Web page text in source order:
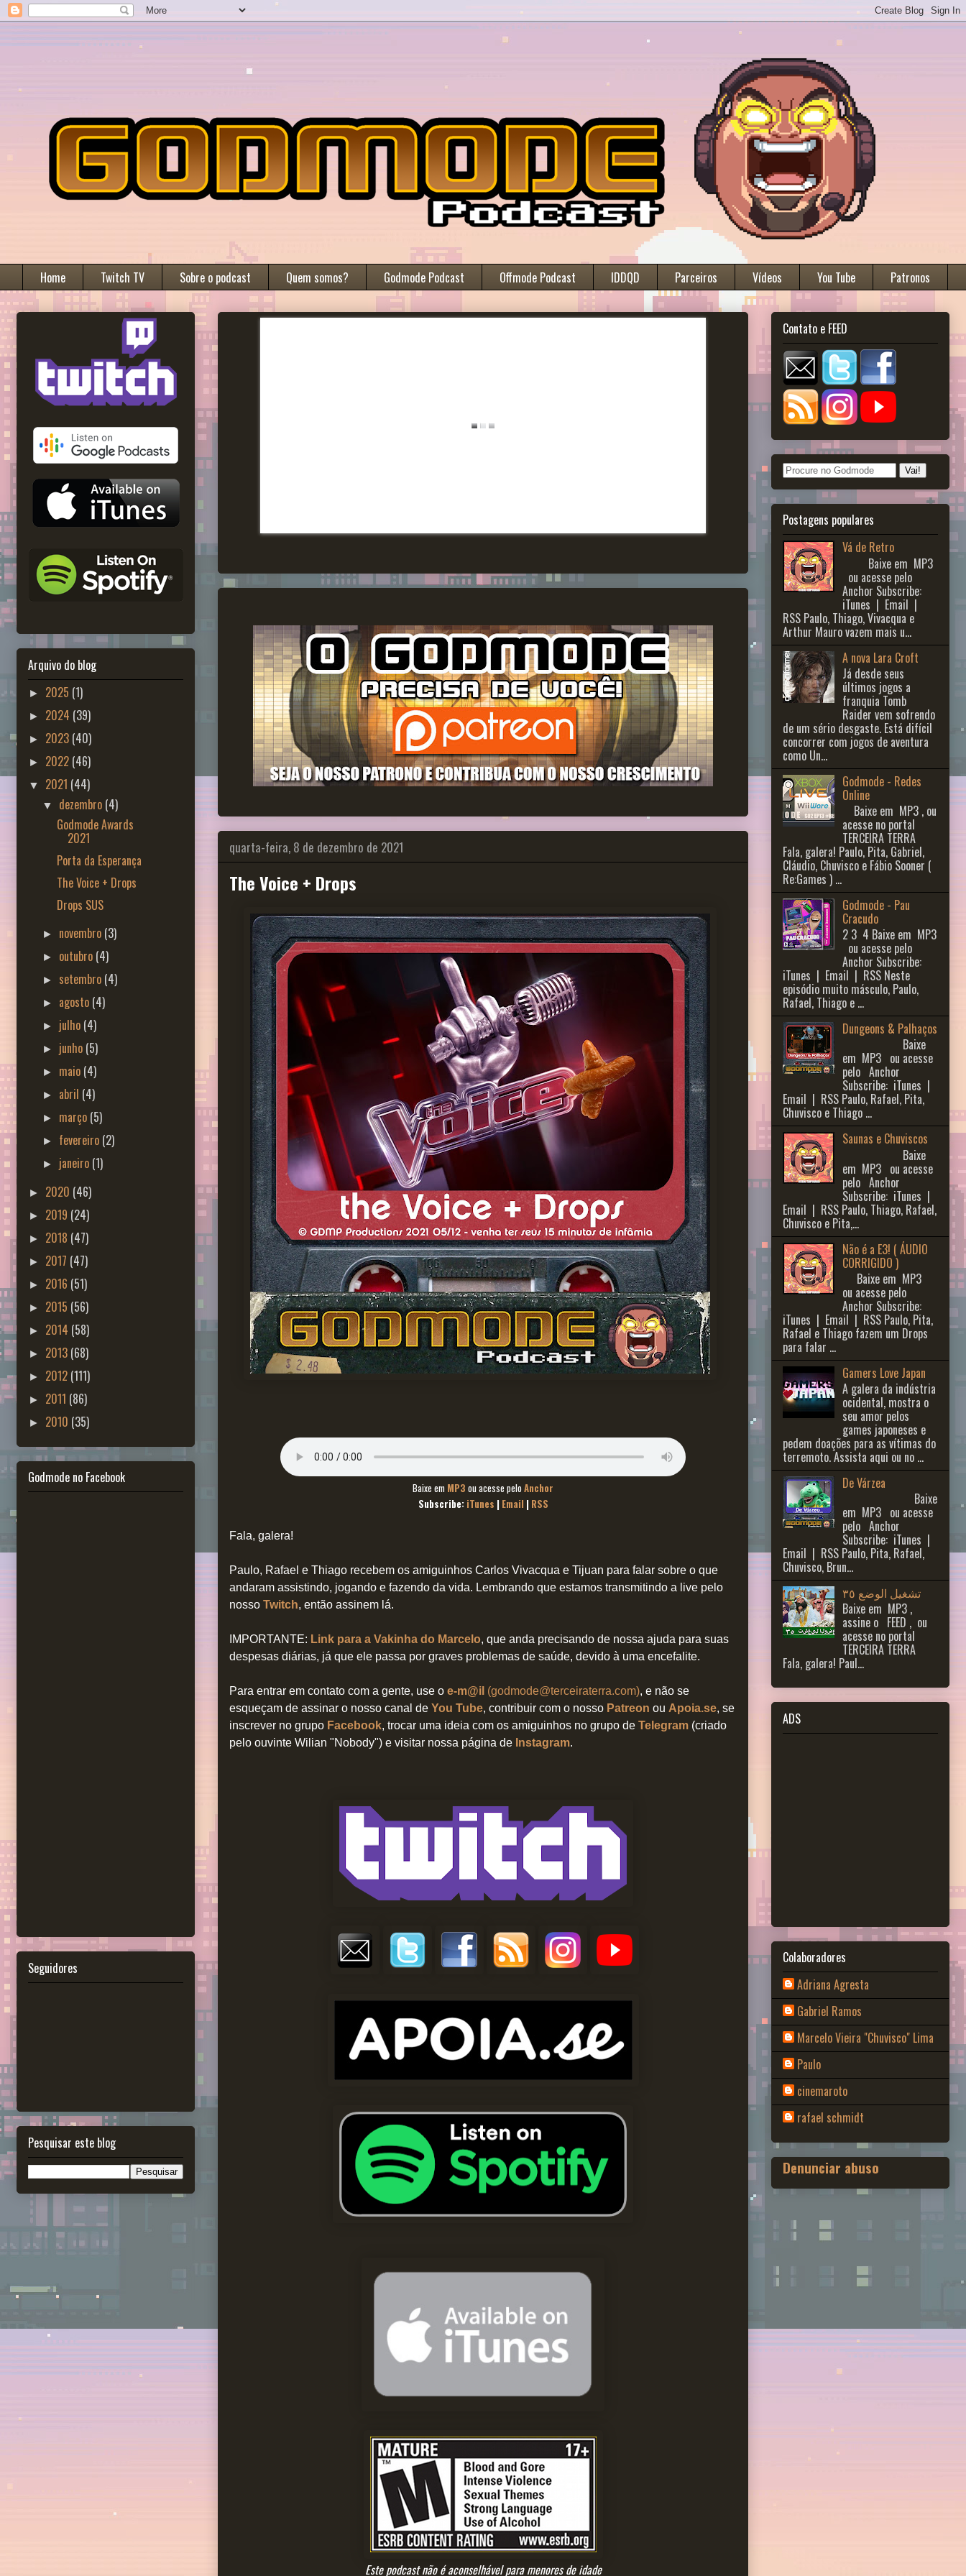
Home Twitch TV Sobre o podcast Quem somos? Godmode Podcast Offmode Podcast IDDQD Parceiros Vídeos You Tube Patronos
quarta-feira, 8 de dezembro de 2021
The Voice + Drops
Baixe em MP3 ou acesse pelo Anchor
Subscribe: iTunes | Email | RSS
Fala, galera!
Paulo, Rafael e Thiago recebem os amiguinhos Carlos Vivacqua e Tijuan para falar sobre o que
andaram assistindo, jogando e fazendo da vida. Lembrando que estamos transmitindo a live pelo
nosso Twitch, então assinem lá.
IMPORTANTE: Link para a Vakinha do Marcelo, que anda precisando de nossa ajuda para suas
despesas diárias, já que ele passa por graves problemas de saúde, devido à uma encefalite.
Para entrar em contato com a gente, use o e-m@il (godmode@terceiraterra.com), e não se
esqueçam de assinar o nosso canal de You Tube, contribuir com o nosso Patreon ou Apoia.se, se
inscrever no grupo Facebook, trocar uma ideia com os amiguinhos no grupo de Telegram (criado
pelo ouvinte Wilian "Nobody") e visitar nossa página de Instagram.
Este podcast não é aconselhável para menores de idade
Arquivo do blog
► 2025 (1)
► 2024 (39)
► 2023 (40)
► 2022 (46)
▼ 2021 (44)
▼ dezembro (4)
Godmode Awards
2021
Porta da Esperança
The Voice + Drops
Drops SUS
► novembro (3)
► outubro (4)
► setembro (4)
► agosto (4)
► julho (4)
► junho (5)
► maio (4)
► abril (4)
► março (5)
► fevereiro (2)
► janeiro (1)
► 2020 (46)
► 2019 (24)
► 2018 (47)
► 2017 (47)
► 2016 (51)
► 2015 (56)
► 2014 (58)
► 2013 (68)
► 2012 (111)
► 2011 (86)
► 2010 (35)
Godmode no Facebook
Seguidores
Pesquisar este blog
Contato e FEED
Postagens populares
Vá de Retro
Baixe em MP3
ou acesse pelo
Anchor Subscribe:
iTunes | Email |
RSS Paulo, Thiago, Vivacqua e
Arthur Mauro vazem mais u...
A nova Lara Croft
Já desde seus
últimos jogos a
franquia Tomb
Raider vem sofrendo
de um sério desgaste. Está difícil
concorrer com jogos de aventura
como Un...
Godmode - Redes
Online
Baixe em MP3 , ou
acesse no portal
TERCEIRA TERRA
Fala, galera! Paulo, Pita, Gabriel,
Cláudio, Chuvisco e Fábio Sooner (
Re:Games ) ...
Godmode - Pau
Cracudo
2 3 ​ 4 Baixe em MP3
ou acesse pelo
Anchor Subscribe:
iTunes | Email | RSS Neste
episódio muito másculo, Paulo,
Rafael, Thiago e ...
Dungeons & Palhaços
Baixe
em MP3 ou acesse
pelo Anchor
Subscribe: iTunes |
Email | RSS Paulo, Rafael, Pita,
Chuvisco e Thiago ...
Saunas e Chuviscos
Baixe
em MP3 ou acesse
pelo Anchor
Subscribe: iTunes |
Email | RSS Paulo, Thiago, Rafael,
Chuvisco e Pita,...
Não é a E3! ( ÁUDIO
CORRIGIDO )
Baixe em MP3
ou acesse pelo
Anchor Subscribe:
iTunes | Email | RSS Paulo, Pita,
Rafael e Thiago fazem um Drops
para falar ...
Gamers Love Japan
A galera da indústria
ocidental, mostra o
seu amor pelos
games japoneses e
pedem doações para as vítimas do
terremoto. Assista aqui ou no ...
De Várzea
Baixe
em MP3 ou acesse
pelo Anchor
Subscribe: iTunes |
Email | RSS Paulo, Pita, Rafael,
Chuvisco, Brun...
تشغيل الوضع ٣٥
Baixe em MP3 ,
assine o FEED , ou
acesse no portal
TERCEIRA TERRA
Fala, galera! Paul...
ADS
Colaboradores
Adriana Agresta
Gabriel Ramos
Marcelo Vieira "Chuvisco" Lima
Paulo
cinemaroto
rafael schmidt
Denunciar abuso